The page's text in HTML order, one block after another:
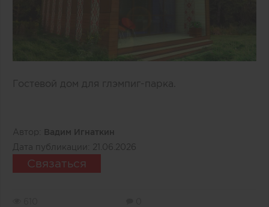
Гостевой дом для глэмпиг-парка.
Автор:
Вадим Игнаткин
Дата публикации:
21.06.2026
Связаться